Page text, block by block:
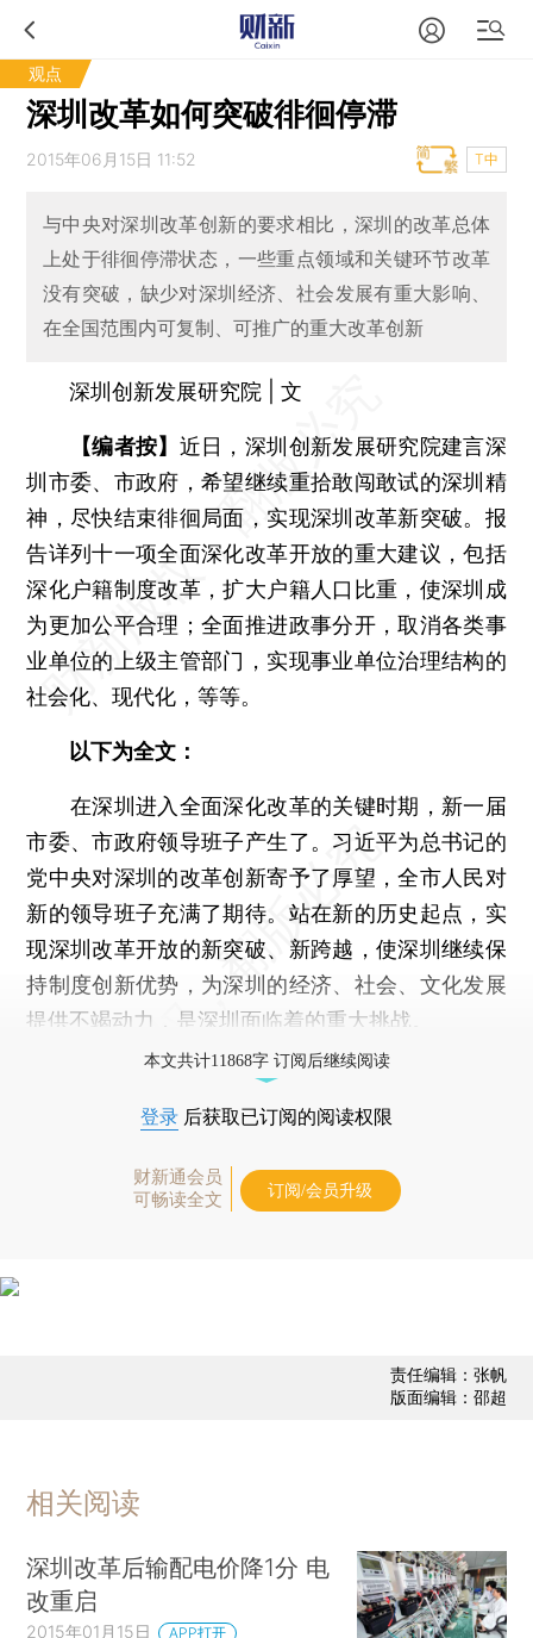
观点
深圳改革如何突破徘徊停滞
2015年06月15日 11:52 T中
与中央对深圳改革创新的要求相比，深圳的改革总体
上处于徘徊停滞状态，一些重点领域和关键环节改革
没有突破，缺少对深圳经济、社会发展有重大影响、
在全国范围内可复制、可推广的重大改革创新
深圳创新发展研究院 | 文
【编者按】 近日，深圳创新发展研究院建言深
圳市委、市政府，希望继续重拾敢闯敢试的深圳精
神，尽快结束徘徊局面，实现深圳改革新突破。报
告详列十一项全面深化改革开放的重大建议，包括
深化户籍制度改革，扩大户籍人口比重，使深圳成
为更加公平合理；全面推进政事分开，取消各类事
业单位的上级主管部门，实现事业单位治理结构的
社会化、现代化，等等。
以下为全文：
在深圳进入全面深化改革的关键时期，新一届
市委、市政府领导班子产生了。习近平为总书记的
党中央对深圳的改革创新寄予了厚望，全市人民对
新的领导班子充满了期待。站在新的历史起点，实
现深圳改革开放的新突破、新跨越，使深圳继续保
持制度创新优势，为深圳的经济、社会、文化发展
提供不竭动力，是深圳面临着的重大挑战。
本文共计11868字 订阅后继续阅读
登录 后获取已订阅的阅读权限
财新通会员
可畅读全文
订阅/会员升级
责任编辑：张帆
版面编辑：邵超
相关阅读
深圳改革后输配电价降1分 电
改重启
2015年01月15日 APP打开